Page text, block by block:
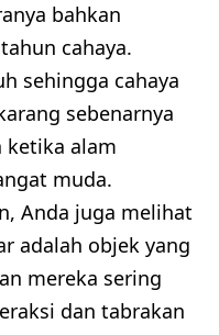
bahkan
cahaya.
sehingga cahaya
sebenarnya
ketika alam
muda.
Anda juga melihat
adalah objek yang
mereka sering
dan tabrakan